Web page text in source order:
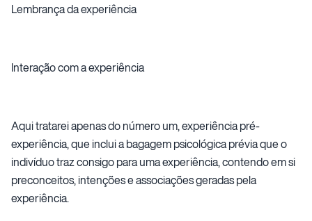
Lembrança da experiência
Interação com a experiência
Aqui tratarei apenas do número um, experiência pré-
experiência, que inclui a bagagem psicológica prévia que o
indivíduo traz consigo para uma experiência, contendo em si
preconceitos, intenções e associações geradas pela
experiência.